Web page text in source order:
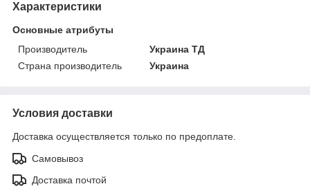
Характеристики
Основные атрибуты
Производитель
Украина ТД
Страна производитель
Украина
Условия доставки
Доставка осуществляется только по предоплате.
Самовывоз
Доставка почтой